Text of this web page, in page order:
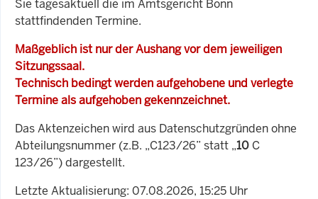
Sie tagesaktuell die im Amtsgericht Bonn
stattfindenden Termine.
Maßgeblich ist nur der Aushang vor dem jeweiligen
Sitzungssaal.
Technisch bedingt werden aufgehobene und verlegte
Termine als aufgehoben gekennzeichnet.
Das Aktenzeichen wird aus Datenschutzgründen ohne
Abteilungsnummer (z.B. „C123/26” statt „10 C
123/26”) dargestellt.
Letzte Aktualisierung: 07.08.2026, 15:25 Uhr